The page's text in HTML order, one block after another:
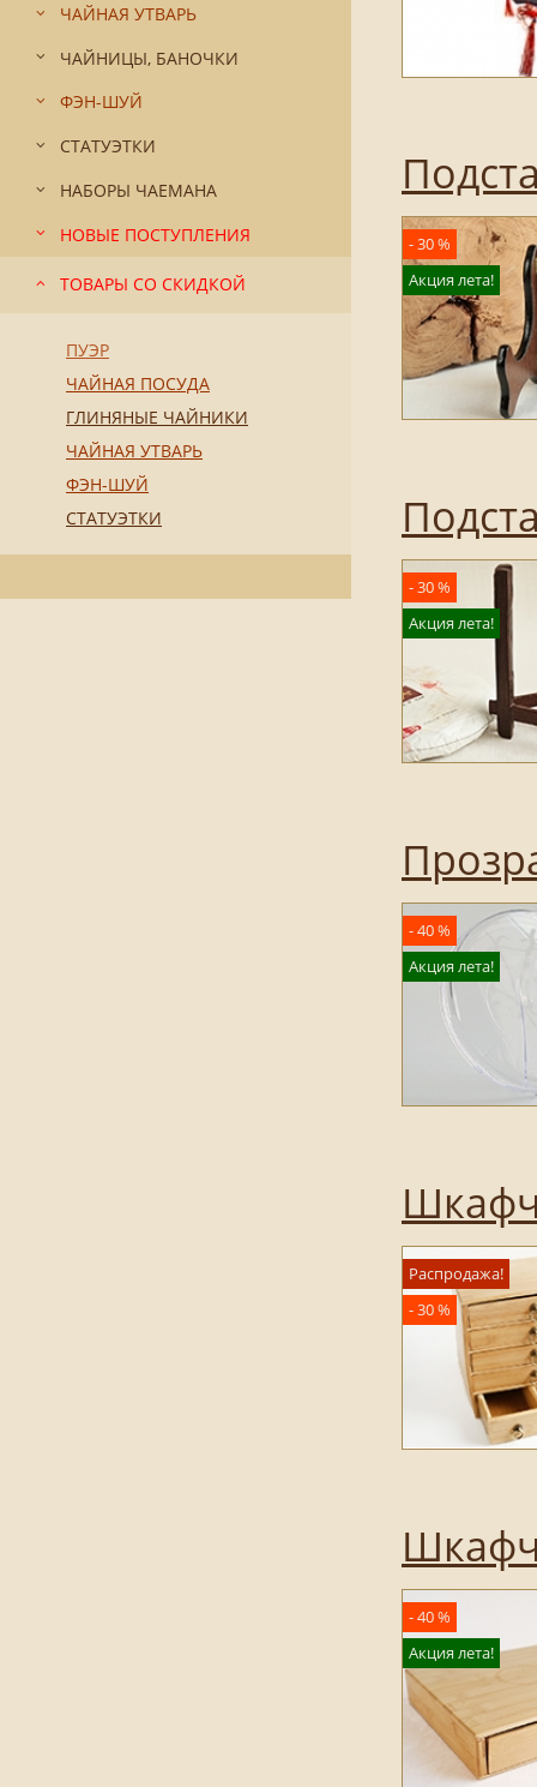
ЧАЙНАЯ УТВАРЬ
ЧАЙНИЦЫ, БАНОЧКИ
ФЭН-ШУЙ
СТАТУЭТКИ
НАБОРЫ ЧАЕМАНА
НОВЫЕ ПОСТУПЛЕНИЯ
ТОВАРЫ СО СКИДКОЙ
ПУЭР
ЧАЙНАЯ ПОСУДА
ГЛИНЯНЫЕ ЧАЙНИКИ
ЧАЙНАЯ УТВАРЬ
ФЭН-ШУЙ
СТАТУЭТКИ
- 30 %
Акция лета!
- 30 %
Акция лета!
- 40 %
Акция лета!
Распродажа!
- 30 %
- 40 %
Акция лета!